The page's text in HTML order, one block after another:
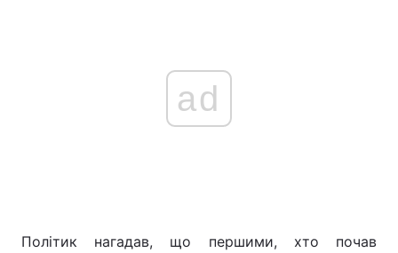
ad
Політик нагадав, що першими, хто почав